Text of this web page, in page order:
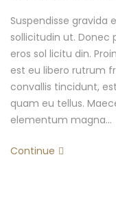
Suspendisse
sollicitudin ut.
eros sol licitu din.
est eu libero rutrum
convallis tincidunt,
quam eu tellus.
elementum magna…
Continue